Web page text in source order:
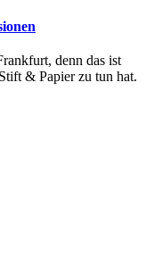
denn das ist
& Papier zu tun hat.